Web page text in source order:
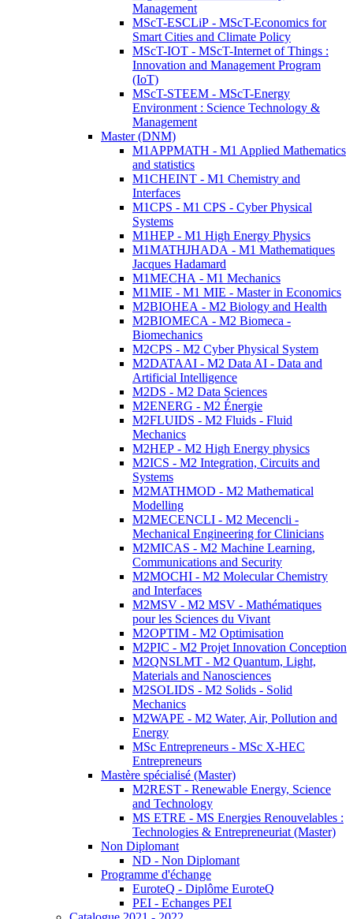
Management
MScT-ESCLiP - MScT-Economics for
Smart Cities and Climate Policy
MScT-IOT - MScT-Internet of Things :
Innovation and Management Program
(IoT)
MScT-STEEM - MScT-Energy
Environment : Science Technology &
Management
Master (DNM)
M1APPMATH - M1 Applied Mathematics
and statistics
M1CHEINT - M1 Chemistry and
Interfaces
M1CPS - M1 CPS - Cyber Physical
Systems
M1HEP - M1 High Energy Physics
M1MATHJHADA - M1 Mathematiques
Jacques Hadamard
M1MECHA - M1 Mechanics
M1MIE - M1 MIE - Master in Economics
M2BIOHEA - M2 Biology and Health
M2BIOMECA - M2 Biomeca -
Biomechanics
M2CPS - M2 Cyber Physical System
M2DATAAI - M2 Data AI - Data and
Artificial Intelligence
M2DS - M2 Data Sciences
M2ENERG - M2 Énergie
M2FLUIDS - M2 Fluids - Fluid
Mechanics
M2HEP - M2 High Energy physics
M2ICS - M2 Integration, Circuits and
Systems
M2MATHMOD - M2 Mathematical
Modelling
M2MECENCLI - M2 Mecencli -
Mechanical Engineering for Clinicians
M2MICAS - M2 Machine Learning,
Communications and Security
M2MOCHI - M2 Molecular Chemistry
and Interfaces
M2MSV - M2 MSV - Mathématiques
pour les Sciences du Vivant
M2OPTIM - M2 Optimisation
M2PIC - M2 Projet Innovation Conception
M2QNSLMT - M2 Quantum, Light,
Materials and Nanosciences
M2SOLIDS - M2 Solids - Solid
Mechanics
M2WAPE - M2 Water, Air, Pollution and
Energy
MSc Entrepreneurs - MSc X-HEC
Entrepreneurs
Mastère spécialisé (Master)
M2REST - Renewable Energy, Science
and Technology
MS ETRE - MS Energies Renouvelables :
Technologies & Entrepreneuriat (Master)
Non Diplomant
ND - Non Diplomant
Programme d'échange
EuroteQ - Diplôme EuroteQ
PEI - Echanges PEI